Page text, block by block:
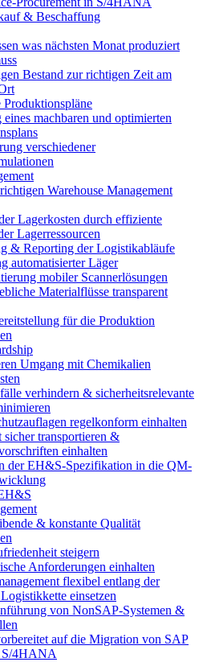
& Beschaffung
was nächsten Monat produziert
Bestand zur richtigen Zeit am
Produktionspläne
eines machbaren und optimierten
verschiedener
Warehouse Management
Lagerkosten durch effiziente
Lagerressourcen
& Reporting der Logistikabläufe
automatisierter Läger
mobiler Scannerlösungen
Materialflüsse transparent
für die Produktion
Umgang mit Chemikalien
verhindern & sicherheitsrelevante
regelkonform einhalten
sicher transportieren &
einhalten
der EH&S-Spezifikation in die QM-
& konstante Qualität
steigern
Anforderungen einhalten
flexibel entlang der
einsetzen
von NonSAP-Systemen &
auf die Migration von SAP
4HANA